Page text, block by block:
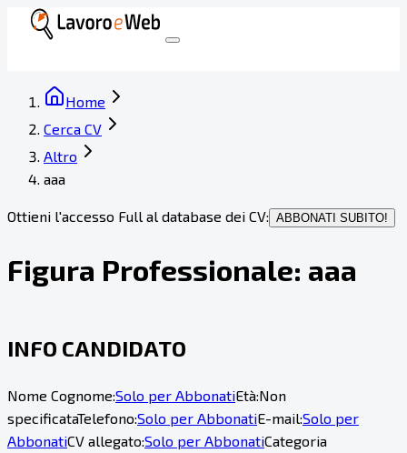
Home
Cerca CV
Altro
aaa
Ottieni l'accesso Full al database dei CV: ABBONATI SUBITO!
Figura Professionale: aaa
INFO CANDIDATO
Nome Cognome:Solo per AbbonatiEtà:Non
specificataTelefono:Solo per AbbonatiE-mail:Solo per
AbbonatiCV allegato:Solo per AbbonatiCategoria